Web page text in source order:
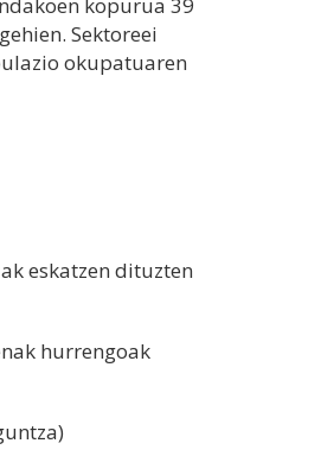
Sektoreei
okupatuaren
eskatzen dituzten
hurrengoak